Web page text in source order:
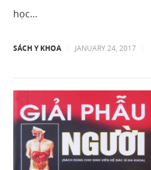
học…
SÁCH Y KHOA JANUARY 24, 2017